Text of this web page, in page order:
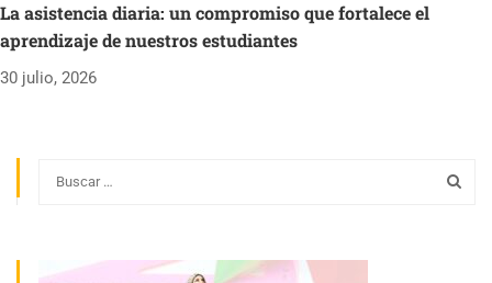
La asistencia diaria: un compromiso que fortalece el
aprendizaje de nuestros estudiantes
30 julio, 2026